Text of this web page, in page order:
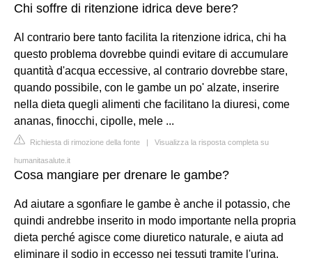
Chi soffre di ritenzione idrica deve bere?
Al contrario bere tanto facilita la ritenzione idrica, chi ha
questo problema dovrebbe quindi evitare di accumulare
quantità d'acqua eccessive, al contrario dovrebbe stare,
quando possibile, con le gambe un po' alzate, inserire
nella dieta quegli alimenti che facilitano la diuresi, come
ananas, finocchi, cipolle, mele ...
Richiesta di rimozione della fonte | Visualizza la risposta completa su
humanitasalute.it
Cosa mangiare per drenare le gambe?
Ad aiutare a sgonfiare le gambe è anche il potassio, che
quindi andrebbe inserito in modo importante nella propria
dieta perché agisce come diuretico naturale, e aiuta ad
eliminare il sodio in eccesso nei tessuti tramite l'urina.